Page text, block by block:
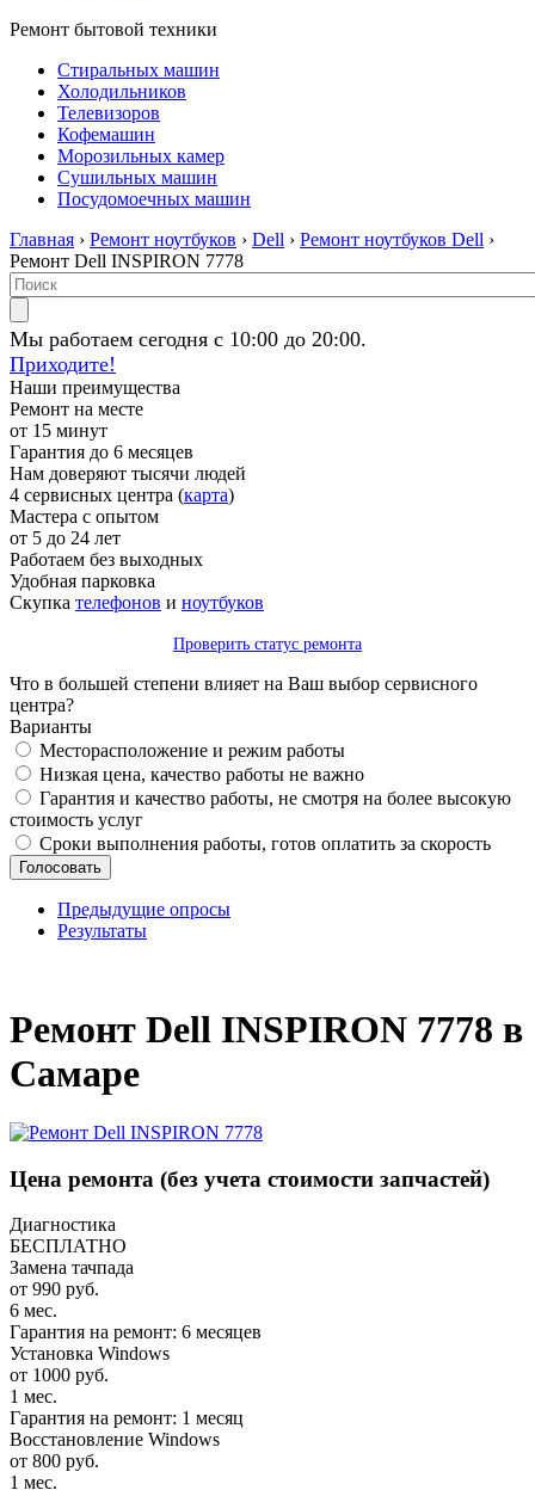
Ремонт бытовой техники
Стиральных машин
Холодильников
Телевизоров
Кофемашин
Морозильных камер
Сушильных машин
Посудомоечных машин
Главная › Ремонт ноутбуков › Dell › Ремонт ноутбуков Dell ›
Ремонт Dell INSPIRON 7778
Мы работаем сегодня с 10:00 до 20:00.
Приходите!
Наши преимущества
Ремонт на месте
от 15 минут
Гарантия до 6 месяцев
Нам доверяют тысячи людей
4 сервисных центра (карта)
Мастера с опытом
от 5 до 24 лет
Работаем без выходных
Удобная парковка
Скупка телефонов и ноутбуков
Проверить статус ремонта
Что в большей степени влияет на Ваш выбор сервисного
центра?
Варианты
Месторасположение и режим работы
Низкая цена, качество работы не важно
Гарантия и качество работы, не смотря на более высокую
стоимость услуг
Сроки выполнения работы, готов оплатить за скорость
Предыдущие опросы
Результаты
Ремонт Dell INSPIRON 7778 в
Самаре
Цена ремонта (без учета стоимости запчастей)
Диагностика
БЕСПЛАТНО
Замена тачпада
от 990 руб.
6 мес.
Гарантия на ремонт: 6 месяцев
Установка Windows
от 1000 руб.
1 мес.
Гарантия на ремонт: 1 месяц
Восстановление Windows
от 800 руб.
1 мес.